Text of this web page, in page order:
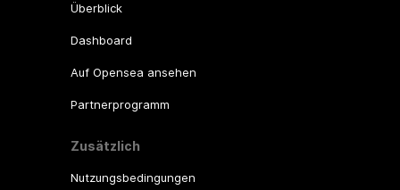
Überblick
Dashboard
Auf Opensea ansehen
Partnerprogramm
Zusätzlich
Nutzungsbedingungen